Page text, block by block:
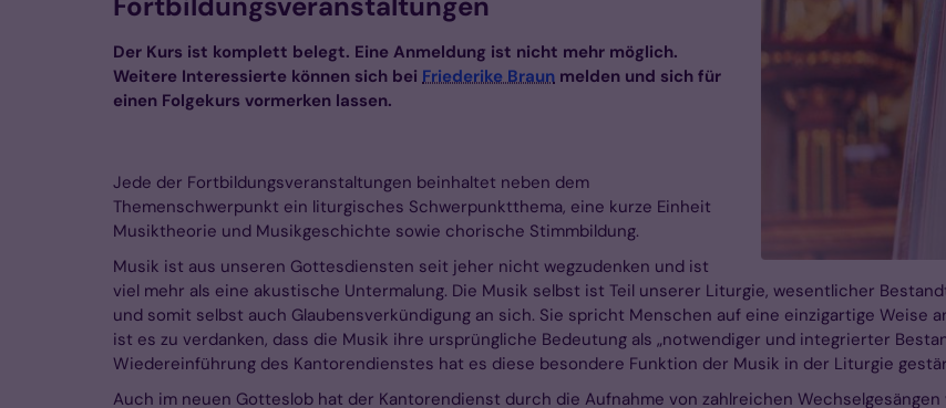
Der Kurs ist komplett belegt. Eine Anmeldung ist nicht mehr möglich.
Weitere Interessierte können sich bei Friederike Braun melden und sich für
einen Folgekurs vormerken lassen.
Jede der Fortbildungsveranstaltungen beinhaltet neben dem
Themenschwerpunkt ein liturgisches Schwerpunktthema, eine kurze Einheit
Musiktheorie und Musikgeschichte sowie chorische Stimmbildung.
Musik ist aus unseren Gottesdiensten seit jeher nicht wegzudenken und ist
viel mehr als eine akustische Untermalung. Die Musik selbst ist Teil unserer Liturgie, wesentlicher
und somit selbst auch Glaubensverkündigung an sich. Sie spricht Menschen auf eine einzigartige Weise
ist es zu verdanken, dass die Musik ihre ursprüngliche Bedeutung als „notwendiger und integrierter
Wiedereinführung des Kantorendienstes hat es diese besondere Funktion der Musik in der Liturgie
Auch im neuen Gotteslob hat der Kantorendienst durch die Aufnahme von zahlreichen